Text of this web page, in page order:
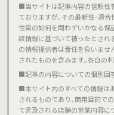
■当サイトは記事内容の信頼性
ておりますが､その最新性･適
性質の如何を問わずいかなる保
該情報に基づいて被ったとされ
の情報提供者は責任を負いま
されたものを含みます｡各自の
■記事の内容についての個別回
■本サイト内のすべての情報は
されるものであり､商用目的で
で言及される店舗の営業内容に